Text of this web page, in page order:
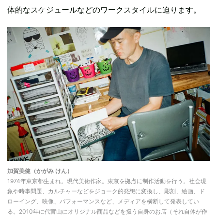
体的なスケジュールなどのワークスタイルに迫ります。
加賀美健（かがみ けん）
1974年東京都生まれ。現代美術作家。東京を拠点に制作活動を行う。社会現
象や時事問題、カルチャーなどをジョーク的発想に変換し、彫刻、絵画、ド
ローイング、映像、パフォーマンスなど、メディアを横断して発表してい
る。2010年に代官山にオリジナル商品などを扱う自身のお店（それ自体が作